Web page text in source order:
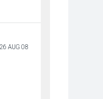
AUG 08